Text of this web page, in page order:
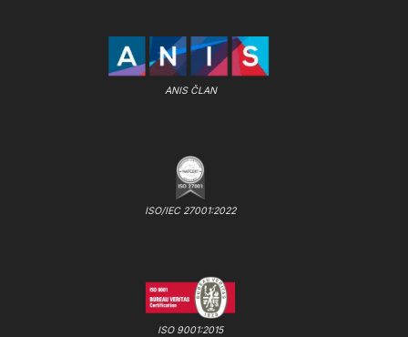
ANIS ČLAN
ISO/IEC 27001:2022
ISO 9001:2015